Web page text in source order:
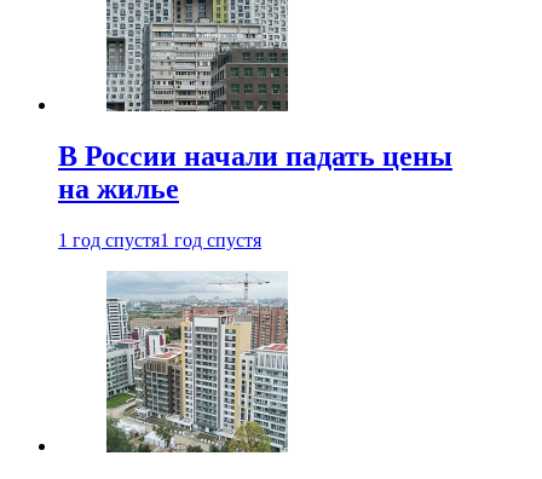
В России начали падать цены
на жилье
1 год спустя1 год спустя